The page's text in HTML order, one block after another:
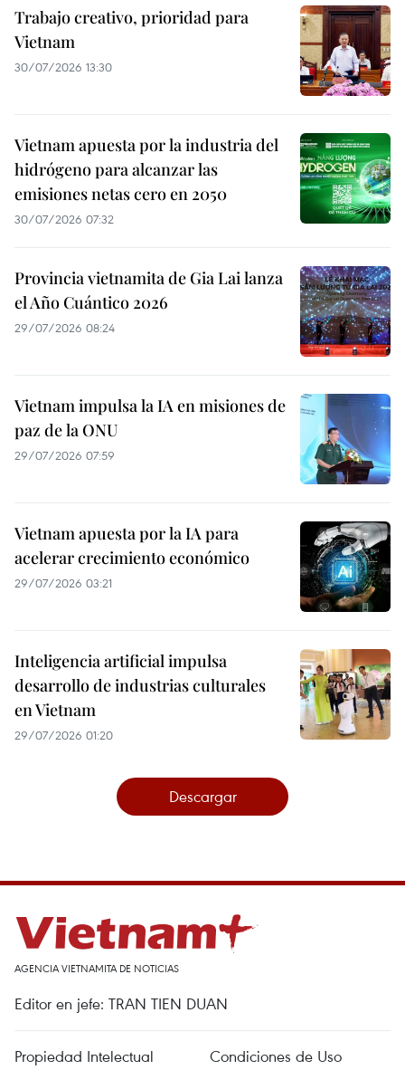
Trabajo creativo, prioridad para
Vietnam
30/07/2026 13:30
Vietnam apuesta por la industria del
hidrógeno para alcanzar las
emisiones netas cero en 2050
30/07/2026 07:32
Provincia vietnamita de Gia Lai lanza
el Año Cuántico 2026
29/07/2026 08:24
Vietnam impulsa la IA en misiones de
paz de la ONU
29/07/2026 07:59
Vietnam apuesta por la IA para
acelerar crecimiento económico
29/07/2026 03:21
Inteligencia artificial impulsa
desarrollo de industrias culturales
en Vietnam
29/07/2026 01:20
Descargar
AGENCIA VIETNAMITA DE NOTICIAS
Editor en jefe: TRAN TIEN DUAN
Propiedad Intelectual Condiciones de Uso